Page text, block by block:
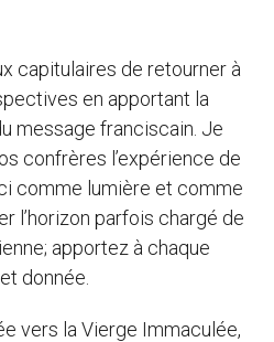
capitulaires de retourner à
en apportant la
message franciscain. Je
confrères l’expérience de
comme lumière et comme
l’horizon parfois chargé de
apportez à chaque
donnée.
vers la Vierge Immaculée,